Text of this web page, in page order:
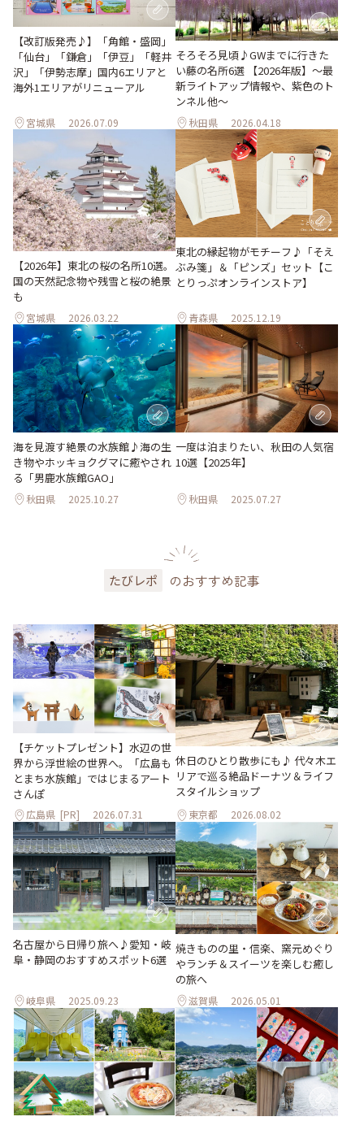
【改訂版発売♪】「角館・盛岡」
「仙台」「鎌倉」「伊豆」「軽井
沢」「伊勢志摩」国内6エリアと
海外1エリアがリニューアル
宮城県 2026.07.09
そろそろ見頃♪GWまでに行きた
い藤の名所6選 【2026年版】～最
新ライトアップ情報や、紫色のト
ンネル他～
秋田県 2026.04.18
【2026年】東北の桜の名所10選。
国の天然記念物や残雪と桜の絶景
も
宮城県 2026.03.22
東北の縁起物がモチーフ♪「そえ
ぶみ箋」＆「ピンズ」セット【こ
とりっぷオンラインストア】
青森県 2025.12.19
海を見渡す絶景の水族館♪海の生
き物やホッキョクグマに癒やされ
る「男鹿水族館GAO」
秋田県 2025.10.27
一度は泊まりたい、秋田の人気宿
10選【2025年】
秋田県 2025.07.27
たびレポ のおすすめ記事
【チケットプレゼント】水辺の世
界から浮世絵の世界へ。「広島も
とまち水族館」ではじまるアート
さんぽ
広島県 [PR] 2026.07.31
休日のひとり散歩にも♪ 代々木エ
リアで巡る絶品ドーナツ＆ライフ
スタイルショップ
東京都 2026.08.02
名古屋から日帰り旅へ♪愛知・岐
阜・静岡のおすすめスポット6選
岐阜県 2025.09.23
焼きものの里・信楽、窯元めぐり
やランチ＆スイーツを楽しむ癒し
の旅へ
滋賀県 2026.05.01